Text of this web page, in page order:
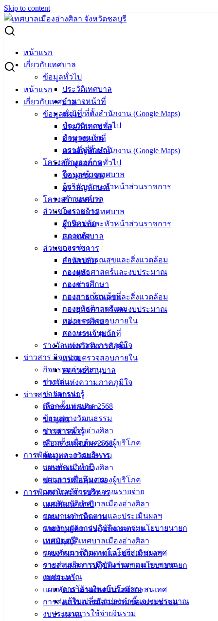
Skip to content
หน้าแรก
เกี่ยวกับเทศบาล
ข้อมูลทั่วไป
ประวัติเทศบาล
อำนาจหน้าที่
แผนที่/ที่ตั้งสำนักงาน (Google Maps)
ข้อมูลสภาพทั่วไป
ข้อมูลชุมชน
ตราสัญลักษณ์
โครงสร้างองค์กร
โครงสร้างเทศบาล
ผู้บริหารและหัวหน้าส่วนราชการ
สภาเทศบาล
ส่วนของราชการ
สำนักปลัด
กองคลัง
กองช่าง
กองสาธารณสุขและสิ่งแวดล้อม
กองยุทธศาสตร์และงบประมาณ
กองการศึกษา
กองการเจ้าหน้าที่
กองสวัสดิการสังคม
หน่วยตรวจสอบภายใน
สถานธนานุบาล
รางวัลแห่งความภาคภูมิใจ
ข่าวสาร กิจกรรม
กิจกรรมอ่างศิลา
ข่าวเด่น
ข่าวสารน่ารู้
เลือกตั้งเทศบาล 2568
ข้อมูลทางวัฒนธรรม
วารสารเมืองอ่างศิลา
ข่าวสารเพื่อคุ้มครองผู้บริโภค
การพัฒนาและการบริหาร
แผนพัฒนาห้าปี
แผนการดำเนินงาน
เทศบัญญัติงบประมาณรายจ่าย
เทศบัญญัติเทศบาลเมืองอ่างศิลา
รายงานการติดตามและประเมินผลฯ
รายงานผลการปฏิบัติงานตามนโยบายนายก
เทศมนตรี
แผนพัฒนาด้านเทคโนโลยีสารสนเทศ
การส่งเสริมการมีส่วนร่วมของประชาชน
งบประมาณ
การโอนเงินงบประมาณ
แก้ไขเปลี่ยนแปลงคำชี้แจงงบประมาณ
แผนการใช้จ่ายงินรวม
หน้าแรก
เกี่ยวกับเทศบาล
ข้อมูลทั่วไป
ประวัติเทศบาล
อำนาจหน้าที่
แผนที่/ที่ตั้งสำนักงาน (Google Maps)
ข้อมูลสภาพทั่วไป
ข้อมูลชุมชน
ตราสัญลักษณ์
โครงสร้างองค์กร
โครงสร้างเทศบาล
ผู้บริหารและหัวหน้าส่วนราชการ
สภาเทศบาล
ส่วนของราชการ
สำนักปลัด
กองคลัง
กองช่าง
กองสาธารณสุขและสิ่งแวดล้อม
กองยุทธศาสตร์และงบประมาณ
กองการศึกษา
กองการเจ้าหน้าที่
กองสวัสดิการสังคม
หน่วยตรวจสอบภายใน
สถานธนานุบาล
รางวัลแห่งความภาคภูมิใจ
ข่าวสาร กิจกรรม
กิจกรรมอ่างศิลา
ข่าวเด่น
ข่าวสารน่ารู้
เลือกตั้งเทศบาล 2568
ข้อมูลทางวัฒนธรรม
วารสารเมืองอ่างศิลา
ข่าวสารเพื่อคุ้มครองผู้บริโภค
การพัฒนาและการบริหาร
แผนพัฒนาห้าปี
แผนการดำเนินงาน
เทศบัญญัติงบประมาณรายจ่าย
เทศบัญญัติเทศบาลเมืองอ่างศิลา
รายงานการติดตามและประเมินผลฯ
รายงานผลการปฏิบัติงานตามนโยบายนายก
เทศมนตรี
แผนพัฒนาด้านเทคโนโลยีสารสนเทศ
การส่งเสริมการมีส่วนร่วมของประชาชน
งบประมาณ
Search for:
ผู้ชนะการเสนอราคา ซื้อชุดนักกีฬาและเสื้อกีฬาโครงการแข่ง
กีฬา
ผู้ชนะการเสนอราคา ซื้อชุดนักกีฬาและเสื้อ
กีฬาโครงการแข่งกีฬา
กุมภาพันธ์ 20, 2024 กุมภาพันธ์ 20, 2024
ประกาศผู้ชนะ
ซื้อชุดนักกีฬาและเสื้อกีฬาดาวน์โหลด
เทศบาล
เมืองอ่าง
สำนักงาน
เทศบาลเมือง
อ่างศิลา 90/338
ม.3 ต.เสม็ด
อ.เมือง จ.ชลบุรี